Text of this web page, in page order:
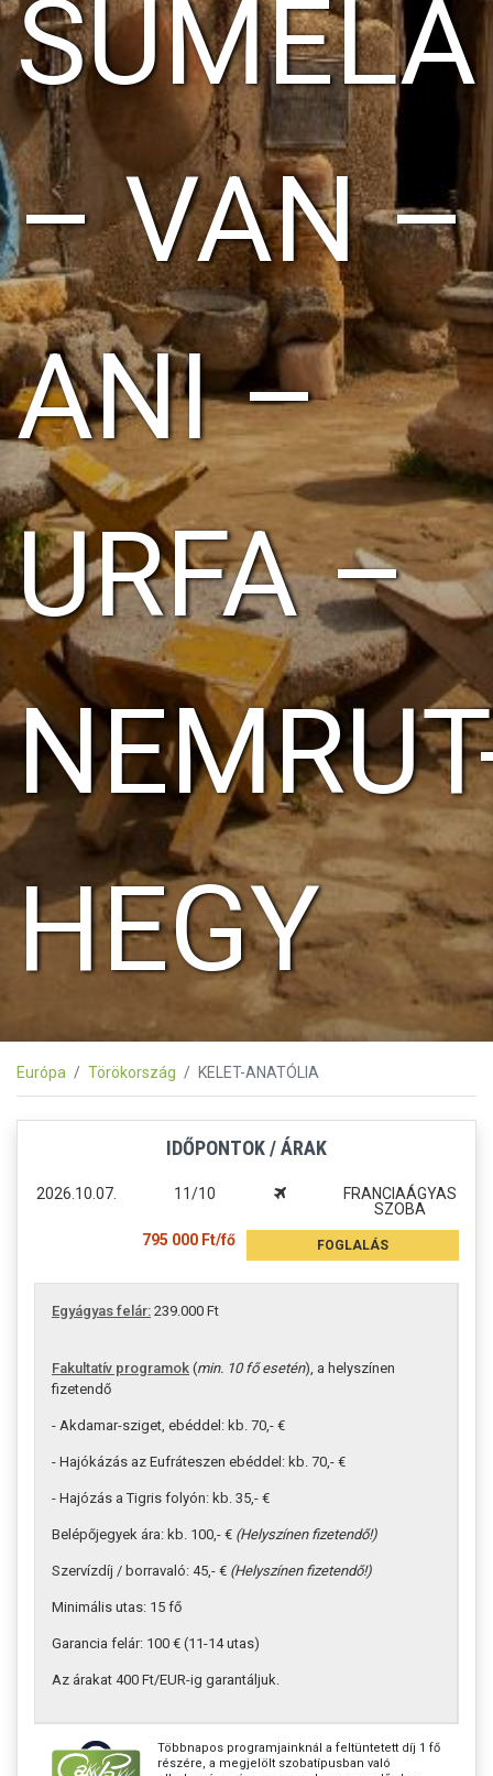
SUMELA
– VAN –
ANI –
URFA –
HEGY
Európa Törökország KELET-ANATÓLIA
IDŐPONTOK / ÁRAK
2026.10.07. 11/10
FRANCIAÁGYAS
SZOBA
795 000 Ft/fő
FOGLALÁS
Egyágyas felár: 239.000 Ft
Fakultatív programok (min. 10 fő esetén), a helyszínen
fizetendő
- Akdamar-sziget, ebéddel: kb. 70,- €
- Hajókázás az Eufráteszen ebéddel: kb. 70,- €
- Hajózás a Tigris folyón: kb. 35,- €
Belépőjegyek ára: kb. 100,- € (Helyszínen fizetendő!)
Szervízdíj / borravaló: 45,- € (Helyszínen fizetendő!)
Minimális utas: 15 fő
Garancia felár: 100 € (11-14 utas)
Az árakat 400 Ft/EUR-ig garantáljuk.
Többnapos programjainknál a feltüntetett díj 1 fő
részére, a megjelölt szobatípusban való